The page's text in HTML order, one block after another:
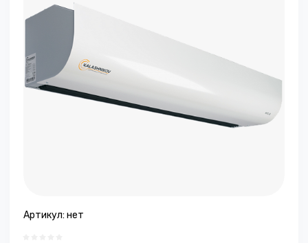
Артикул: нет